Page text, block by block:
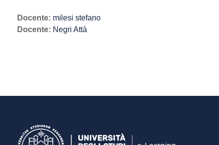
Docente: milesi stefano
Docente: Negri Attà